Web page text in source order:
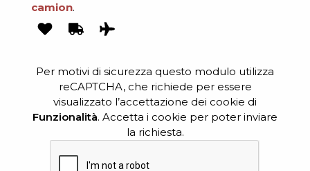
camion.
Per motivi di sicurezza questo modulo utilizza
reCAPTCHA, che richiede per essere
visualizzato l’accettazione dei cookie di
Funzionalità. Accetta i cookie per poter inviare
la richiesta.